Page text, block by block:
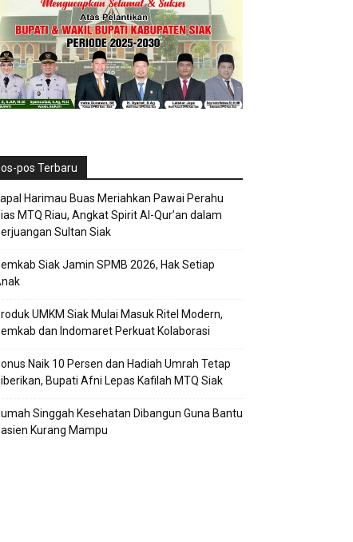
pos Terbaru
Harimau Buas Meriahkan Pawai Perahu
MTQ Riau, Angkat Spirit Al-Qur’an dalam
Sultan Siak
Siak Jamin SPMB 2026, Hak Setiap
UMKM Siak Mulai Masuk Ritel Modern,
dan Indomaret Perkuat Kolaborasi
Naik 10 Persen dan Hadiah Umrah Tetap
Bupati Afni Lepas Kafilah MTQ Siak
Singgah Kesehatan Dibangun Guna Bantu
Kurang Mampu